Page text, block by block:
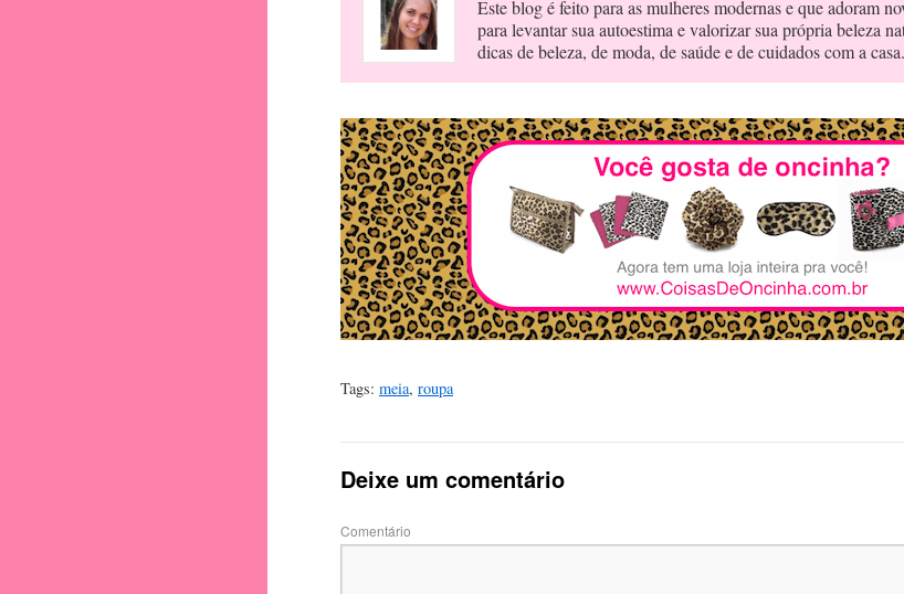
Este blog é feito para as mulheres modernas e que adoram
para levantar sua autoestima e valorizar sua própria beleza
dicas de beleza, de moda, de saúde e de cuidados com a casa.
Tags: meia, roupa
Deixe um comentário
Comentário